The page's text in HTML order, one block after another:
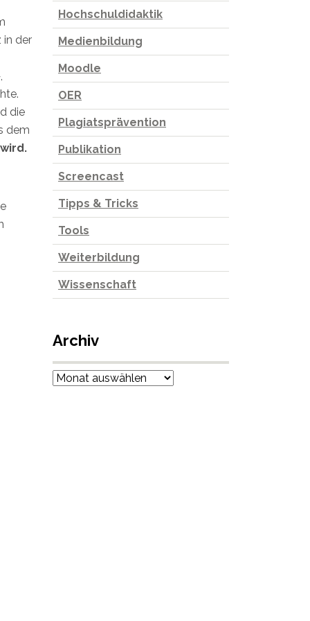
in der
die
dem
Hochschuldidaktik
Medienbildung
Moodle
OER
Plagiatsprävention
Publikation
Screencast
Tipps & Tricks
Tools
Weiterbildung
Wissenschaft
Archiv
Archiv